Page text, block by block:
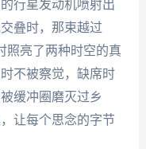
行星发动机喷射出
叠时，那束越过
照亮了两种时空的真
不被察觉，缺席时
缓冲圈磨灭过乡
让每个思念的字节